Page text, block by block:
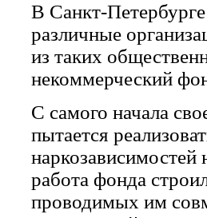
В Санкт-
различные
из таких
некоммерческий
С самого начала
пытается
наркозависимостей
работа фонда
проводимых им